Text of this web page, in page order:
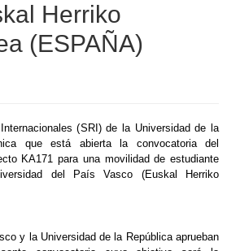
Herriko
(ESPAÑA)
(SRI) de la Universidad de la
que está abierta la convocatoria del
KA171 para una movilidad de estudiante
del País Vasco (Euskal Herriko
y la Universidad de la República aprueban